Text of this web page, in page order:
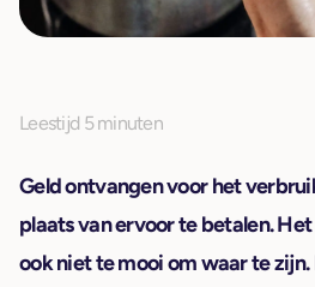
Leestijd 5 minuten
Geld ontvangen voor het
plaats van ervoor te betalen.
ook niet te mooi om waar te